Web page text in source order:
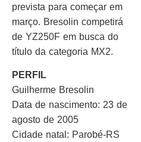
prevista para começar em
março. Bresolin competirá
de YZ250F em busca do
título da categoria MX2.
PERFIL
Guilherme Bresolin
Data de nascimento: 23 de
agosto de 2005
Cidade natal: Parobé-RS